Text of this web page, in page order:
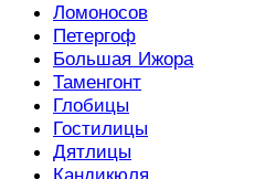
Ломоносов
Петергоф
Большая Ижора
Таменгонт
Глобицы
Гостилицы
Дятлицы